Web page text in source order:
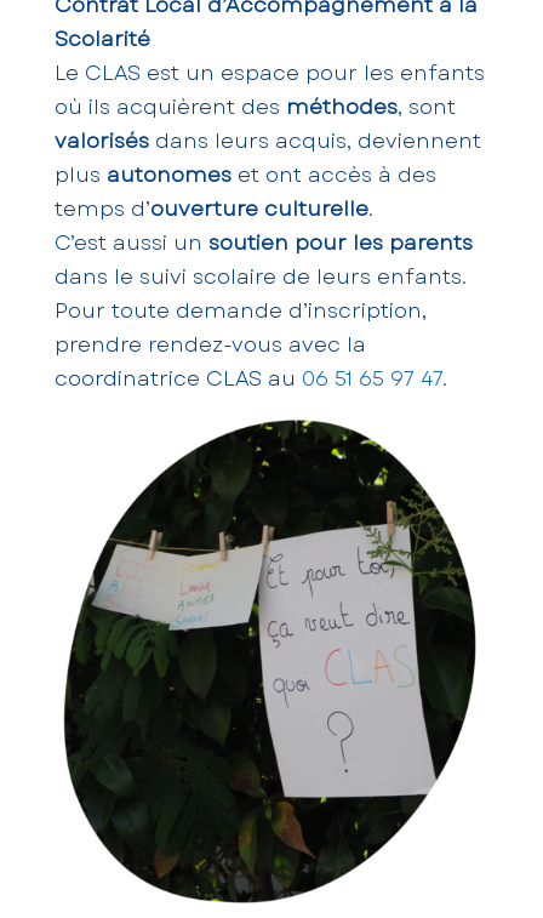
Scolarité
Le CLAS est un espace pour les enfants
où ils acquièrent des méthodes, sont
valorisésdans leurs acquis, deviennent
plus autonomeset ont accès à des
temps d’ouverture culturelle.
C’est aussi un soutien pour les parents
dans le suivi scolaire de leurs enfants.
Pour toute demande d’inscription,
prendre rendez-vous avec la
coordinatrice CLAS au 06 51 65 97 47.